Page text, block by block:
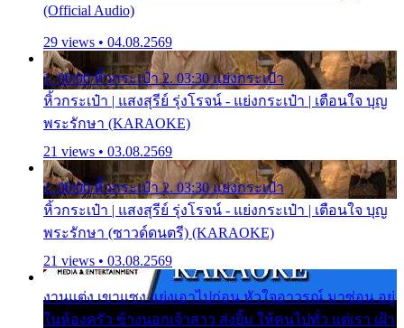
(Official Audio)
29 views • 04.08.2569
1. 00:00 หิ้วกระเป๋า 2. 03:30 แย่งกระเป๋า
หิ้วกระเป๋า | แสงสุรีย์ รุ่งโรจน์ - แย่งกระเป๋า | เตือนใจ บุญ
พระรักษา (KARAOKE)
21 views • 03.08.2569
1. 00:00 หิ้วกระเป๋า 2. 03:30 แย่งกระเป๋า
หิ้วกระเป๋า | แสงสุรีย์ รุ่งโรจน์ - แย่งกระเป๋า | เตือนใจ บุญ
พระรักษา (ซาวด์ดนตรี) (KARAOKE)
21 views • 03.08.2569
งานแต่ง เขาแซง แย่งเอาไปก่อน หัวใจอาวรณ์ มาซ่อน อยู่
ในห้องครัว ข้างนอกเจ้าสาว ส่งยิ้ม ให้คนไปทั่ว แต่เรา เฝ้า